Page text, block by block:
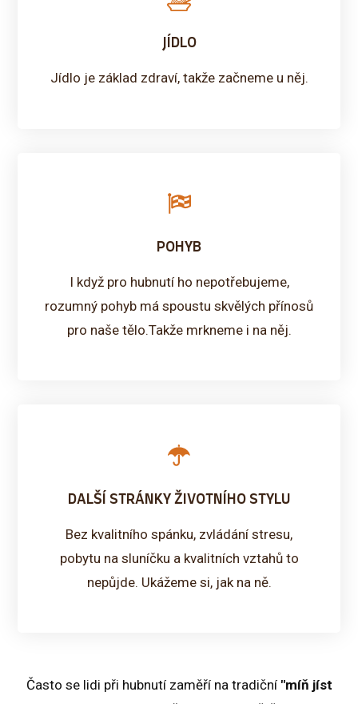
JÍDLO
Jídlo je základ zdraví, takže začneme u něj.
POHYB
I když pro hubnutí ho nepotřebujeme,
rozumný pohyb má spoustu skvělých přínosů
pro naše tělo.Takže mrkneme i na něj.
DALŠÍ STRÁNKY ŽIVOTNÍHO STYLU
Bez kvalitního spánku, zvládání stresu,
pobytu na sluníčku a kvalitních vztahů to
nepůjde. Ukážeme si, jak na ně.
Často se lidi při hubnutí zaměří na tradiční "míň jíst